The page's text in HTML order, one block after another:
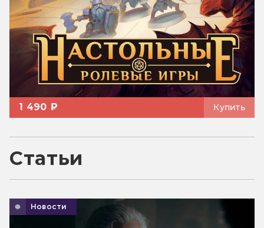
1 490 ₽ Купить
Статьи
Новости